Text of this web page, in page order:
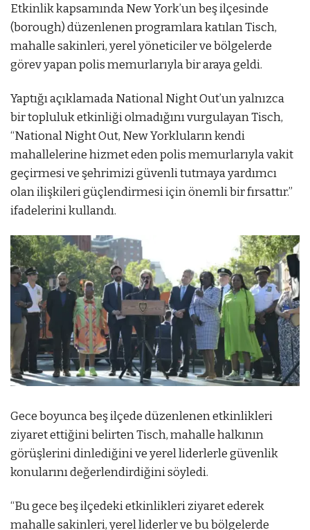
Etkinlik kapsamında New York’un beş ilçesinde
(borough) düzenlenen programlara katılan Tisch,
mahalle sakinleri, yerel yöneticiler ve bölgelerde
görev yapan polis memurlarıyla bir araya geldi.
Yaptığı açıklamada National Night Out’un yalnızca
bir topluluk etkinliği olmadığını vurgulayan Tisch,
“National Night Out, New Yorkluların kendi
mahallelerine hizmet eden polis memurlarıyla vakit
geçirmesi ve şehrimizi güvenli tutmaya yardımcı
olan ilişkileri güçlendirmesi için önemli bir fırsattır.”
ifadelerini kullandı.
Gece boyunca beş ilçede düzenlenen etkinlikleri
ziyaret ettiğini belirten Tisch, mahalle halkının
görüşlerini dinlediğini ve yerel liderlerle güvenlik
konularını değerlendirdiğini söyledi.
“Bu gece beş ilçedeki etkinlikleri ziyaret ederek
mahalle sakinleri, yerel liderler ve bu bölgelerde